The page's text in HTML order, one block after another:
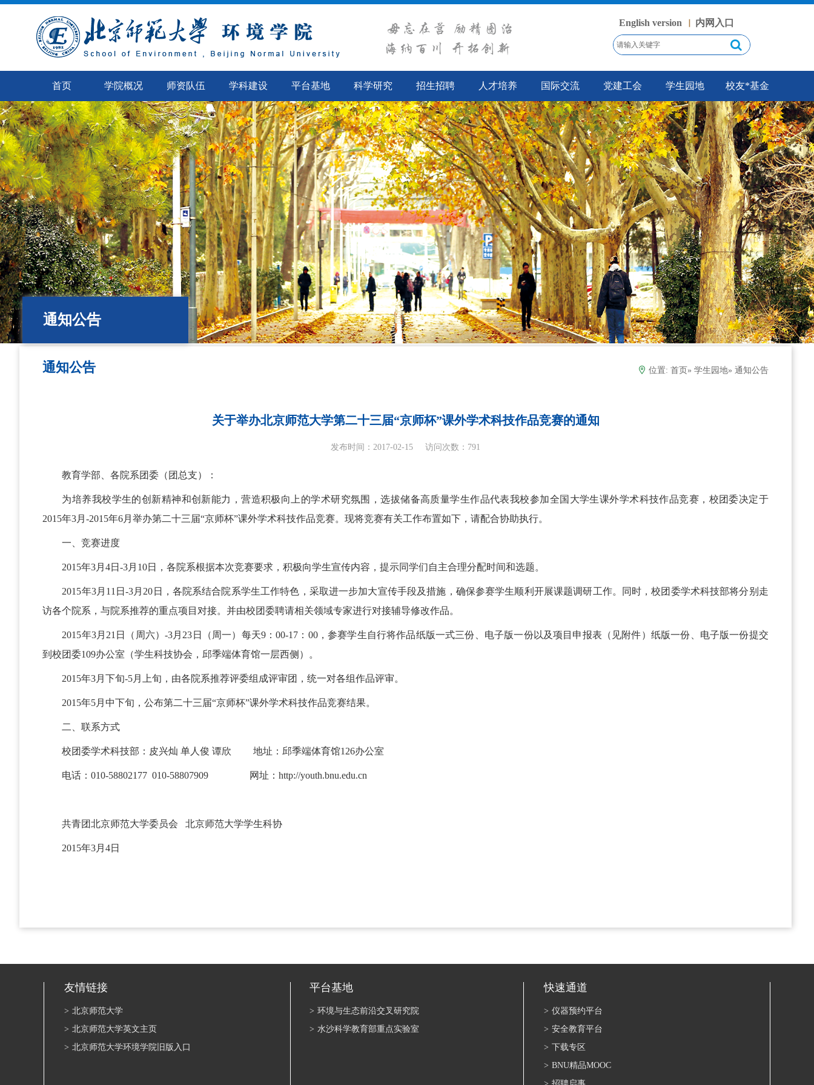
English version 内网入口
首页 学院概况 师资队伍 学科建设 平台基地 科学研究 招生招聘 人才培养 国际交流 党建工会 学生园地 校友*基金
通知公告
通知公告 位置: 首页 » 学生园地» 通知公告
关于举办北京师范大学第二十三届“京师杯”课外学术科技作品竞赛的通知
发布时间：2017-02-15 访问次数： 791
教育学部、各院系团委（团总支）：
为培养我校学生的创新精神和创新能力，营造积极向上的学术研究氛围，选拔储备高质量学生作品代表我校参加全国大学生课外学术科技作品竞赛，校团委决定于
2015年3月-2015年6月举办第二十三届“京师杯”课外学术科技作品竞赛。现将竞赛有关工作布置如下，请配合协助执行。
一、竞赛进度
2015年3月4日-3月10日，各院系根据本次竞赛要求，积极向学生宣传内容，提示同学们自主合理分配时间和选题。
2015年3月11日-3月20日，各院系结合院系学生工作特色，采取进一步加大宣传手段及措施，确保参赛学生顺利开展课题调研工作。同时，校团委学术科技部将分别走
访各个院系，与院系推荐的重点项目对接。并由校团委聘请相关领域专家进行对接辅导修改作品。
2015年3月21日（周六）-3月23日（周一）每天9：00-17：00，参赛学生自行将作品纸版一式三份、电子版一份以及项目申报表（见附件）纸版一份、电子版一份提交
到校团委109办公室（学生科技协会，邱季端体育馆一层西侧）。
2015年3月下旬-5月上旬，由各院系推荐评委组成评审团，统一对各组作品评审。
2015年5月中下旬，公布第二十三届“京师杯”课外学术科技作品竞赛结果。
二、联系方式
校团委学术科技部：皮兴灿 单人俊 谭欣 地址：邱季端体育馆126办公室
电话：010-58802177 010-58807909 网址：http://youth.bnu.edu.cn
共青团北京师范大学委员会 北京师范大学学生科协
2015年3月4日
友情链接
> 北京师范大学
> 北京师范大学英文主页
> 北京师范大学环境学院旧版入口
平台基地
> 环境与生态前沿交叉研究院
> 水沙科学教育部重点实验室
快速通道
> 仪器预约平台
> 安全教育平台
> 下载专区
> BNU精品MOOC